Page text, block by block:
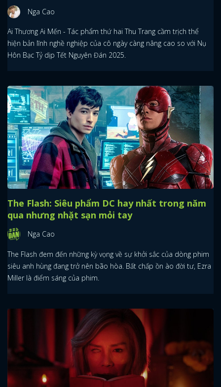
Nga Cao
Ai Thương Ai Mến - Tác phẩm thứ hai Thu Trang cầm trịch thể
hiện bản lĩnh nghề nghiệp của cô ngày càng nâng cao so với Nụ
Hôn Bạc Tỷ dịp Tết Nguyên Đán 2025.
The Flash: Siêu phẩm DC hay nhất trong năm
qua nhưng nhặt sạn mỏi tay
Nga Cao
The Flash đem đến những kỳ vọng về sự khởi sắc của dòng phim
siêu anh hùng đang trở nên bão hòa. Bất chấp ồn ào đời tư, Ezra
Miller là điểm sáng của phim.